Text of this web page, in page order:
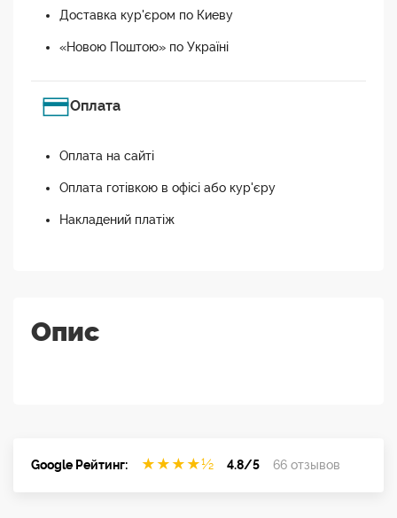
Доставка кур'єром по Киеву
«Новою Поштою» по Україні
Оплата
Оплата на сайті
Оплата готівкою в офісі або кур'єру
Накладений платіж
Опис
Google Рейтинг: ★ ★ ★ ★½ 4.8/5 66 отзывов